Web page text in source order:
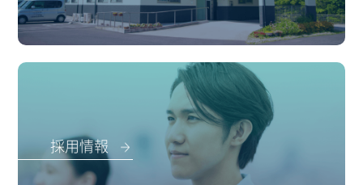
採用情報